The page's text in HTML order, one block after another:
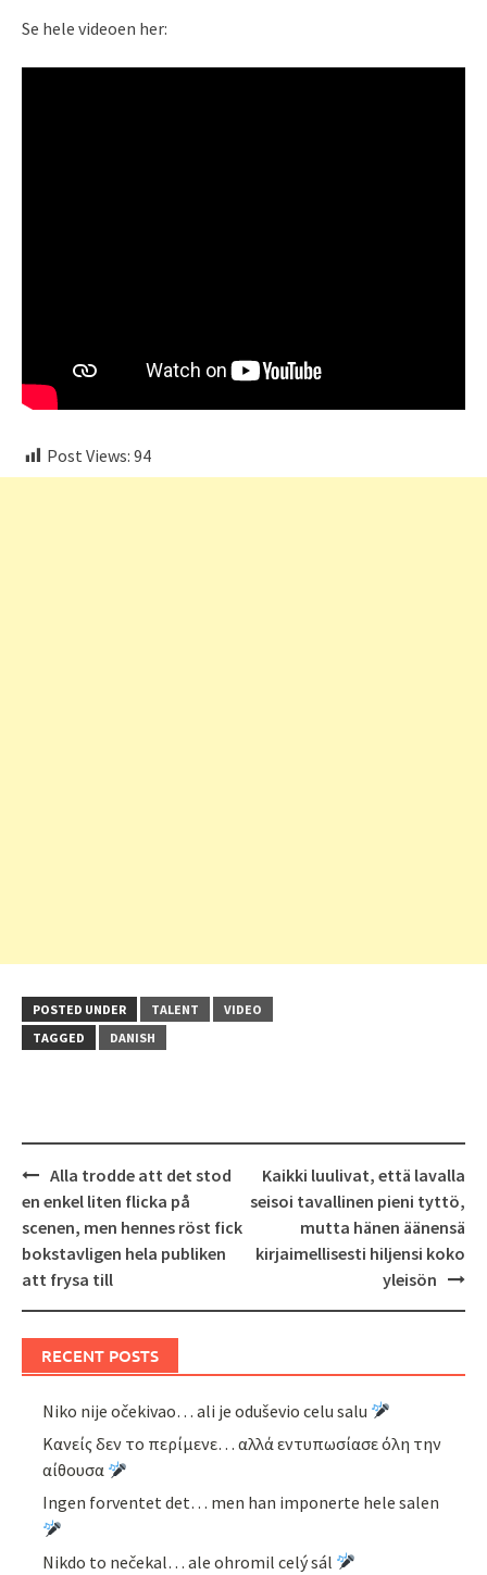
Se hele videoen her:
Post Views: 94
POSTED UNDER TALENT
VIDEO
TAGGED
DANISH
Post
navigation
Alla trodde att det stod
en enkel liten flicka på
scenen, men hennes röst fick
bokstavligen hela publiken
att frysa till
Kaikki luulivat, että lavalla
seisoi tavallinen pieni tyttö,
mutta hänen äänensä
kirjaimellisesti hiljensi koko
yleisön
RECENT POSTS
Niko nije očekivao… ali je oduševio celu salu
Κανείς δεν το περίμενε… αλλά εντυπωσίασε όλη την
αίθουσα
Ingen forventet det… men han imponerte hele salen
Nikdo to nečekal… ale ohromil celý sál